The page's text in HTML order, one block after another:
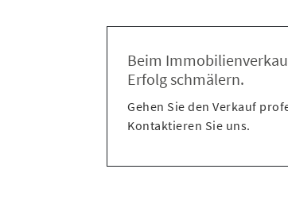
Beim
Erfolg schmälern.
Gehen Sie den Verkauf
Kontaktieren Sie uns.